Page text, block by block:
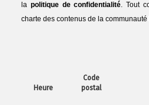
la politique de confidentialité. Tout
charte des contenus de la communauté
Heure
Code
postal